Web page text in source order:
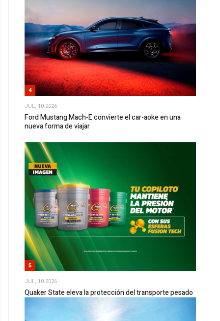
4
JUL, 10 2026
Ford Mustang Mach-E convierte el car-aoke en una
nueva forma de viajar
5
JUL, 10 2026
Quaker State eleva la protección del transporte pesado